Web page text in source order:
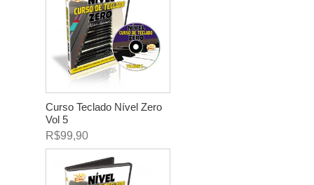
Curso Teclado Nível Zero
Vol 5
R$99,90